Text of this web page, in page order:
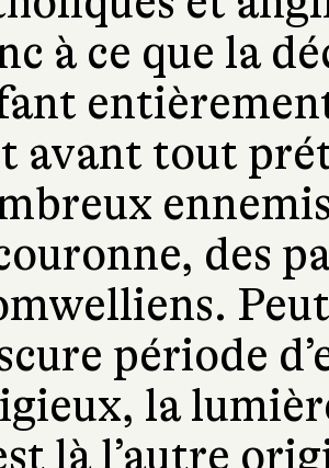
à ce que la
avant tout
des
période
la
là l’autre